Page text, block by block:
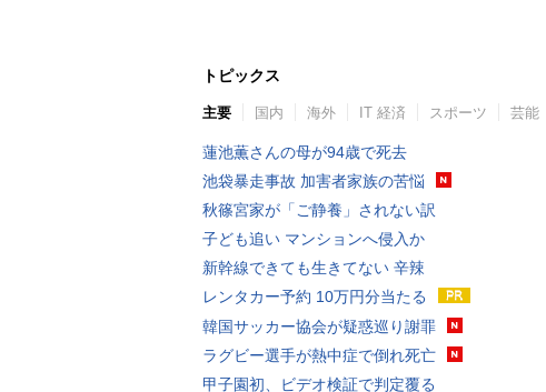
トピックス
主要 国内 海外 IT 経済 スポーツ 芸能
蓮池薫さんの母が94歳で死去
池袋暴走事故 加害者家族の苦悩
秋篠宮家が「ご静養」されない訳
子ども追い マンションへ侵入か
新幹線できても生きてない 辛辣
レンタカー予約 10万円分当たる
韓国サッカー協会が疑惑巡り謝罪
ラグビー選手が熱中症で倒れ死亡
甲子園初、ビデオ検証で判定覆る